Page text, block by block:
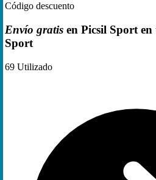
Código descuento
Envío gratis en Picsil Sport en
Sport
69 Utilizado